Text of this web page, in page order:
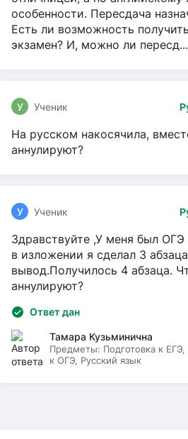
особенности. Пересдача
Есть ли возможность
экзамен? И, можно ли пересд...
У Ученик
На русском накосячила,
аннулируют?
У Ученик
Здравствуйте ,У меня был
в изложении я сделал 3
вывод.Получилось 4 абзаца.
аннулируют?
Ответ дан
Тамара Кузьминична
Предметы: Подготовка к
к ОГЭ, Русский язык